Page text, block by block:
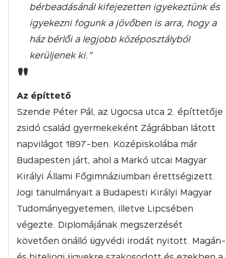
bérbeadásánál kifejezetten igyekeztünk és
igyekezni fogunk a jövőben is arra, hogy a
ház bérlői a legjobb középosztályból
kerüljenek ki.”
"
Az építtető
Szende Péter Pál, az Ugocsa utca 2. építtetője
zsidó család gyermekeként Zágrábban látott
napvilágot 1897-ben. Középiskolába már
Budapesten járt, ahol a Markó utcai Magyar
Királyi Állami Főgimnáziumban érettségizett.
Jogi tanulmányait a Budapesti Királyi Magyar
Tudományegyetemen, illetve Lipcsében
végezte. Diplomájának megszerzését
követően önálló ügyvédi irodát nyitott. Magán-